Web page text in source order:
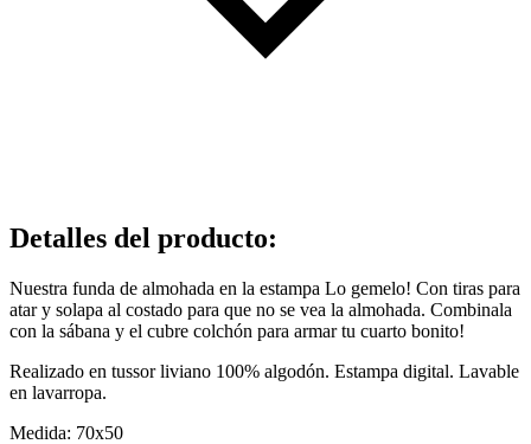
Detalles del producto:
Nuestra funda de almohada en la estampa Lo gemelo! Con tiras para
atar y solapa al costado para que no se vea la almohada. Combinala
con la sábana y el cubre colchón para armar tu cuarto bonito!
Realizado en tussor liviano 100% algodón. Estampa digital. Lavable
en lavarropa.
Medida: 70x50